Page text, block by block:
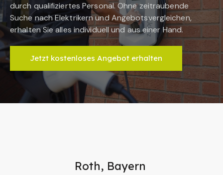
durch qualifiziertes Personal. Ohne zeitraubende
Suche nach Elektrikern und Angebotsvergleichen,
erhalten Sie alles individuell und aus einer Hand.
Jetzt kostenloses Angebot erhalten
Roth, Bayern